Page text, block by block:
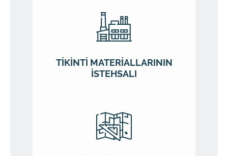
TİKİNTİ MATERİALLARININ
İSTEHSALI